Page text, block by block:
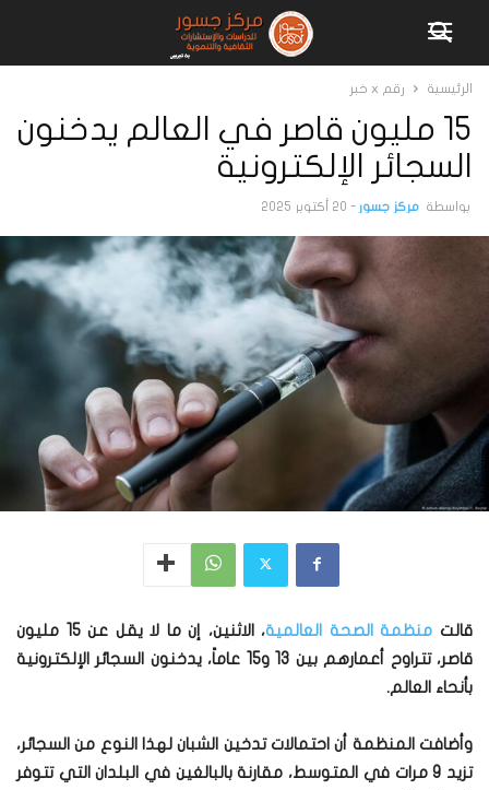
الرئيسية رقم x خبر
15 مليون قاصر في العالم يدخنون
السجائر الإلكترونية
بواسطة مركز جسور - 20 أكتوبر 2025
قالت منظمة الصحة العالمية
، الاثنين، إن ما لا يقل عن 15 مليون
قاصر، تتراوح أعمارهم بين 13 و15 عاماً، يدخنون السجائر الإلكترونية
بأنحاء العالم.
وأضافت المنظمة أن احتمالات تدخين الشبان لهذا النوع من السجائر،
تزيد 9 مرات في المتوسط، مقارنة بالبالغين في البلدان التي تتوفر